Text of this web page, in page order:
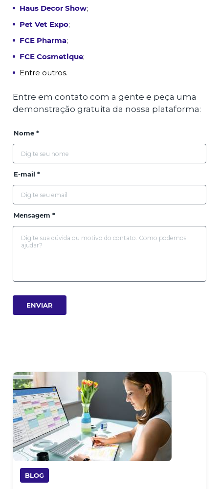
Haus Decor Show;
Pet Vet Expo;
FCE Pharma;
FCE Cosmetique;
Entre outros.
Entre em contato com a gente e peça uma
demonstração gratuita da nossa plataforma:
Nome *
E-mail *
Mensagem *
ENVIAR
BLOG